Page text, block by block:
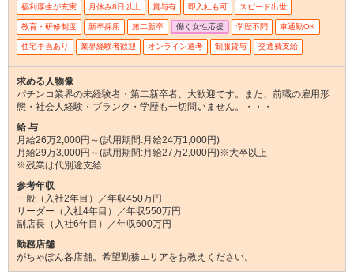
福利厚生が充実 月休み8日以上 賞与有 即入社も可 スピード出世
教育・研修制度 新卒採用 第二新卒 働く女性応援 学歴不問 車通勤OK
住宅手当あり 業界経験者歓迎 オンライン選考 制服貸与 交通費支給
求める人物像
パチンコ業界の未経験者・第二新卒者、大歓迎です。また、前職の雇用形
態・社会人経験・ブランク・学歴も一切問いません。・・・
給 与
月給26万2,000円～(試用期間:月給24万1,000円)
月給29万3,000円～(試用期間:月給27万2,000円)※大卒以上
※残業は代別途支給
参考年収
一般（入社2年目）／年収450万円
リーダー（入社4年目）／年収550万円
副店長（入社6年目）／年収600万円
勤務店舗
がちゃぽん各店舗。希望勤務エリアをお教えください。